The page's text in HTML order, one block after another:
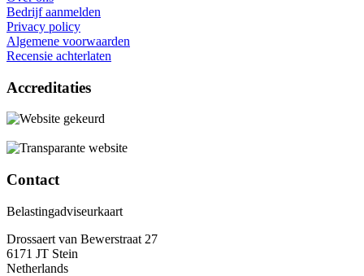
Bedrijf aanmelden
Privacy policy
Algemene voorwaarden
Recensie achterlaten
Accreditaties
Contact
Belastingadviseurkaart
Drossaert van Bewerstraat 27
6171 JT Stein
Netherlands